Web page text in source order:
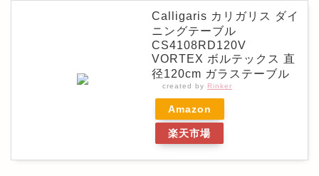
Calligaris カリガリス ダイ
ニングテーブル
CS4108RD120V
VORTEX ボルテックス 直
径120cm ガラステーブル
created by Rinker
Amazon
楽天市場